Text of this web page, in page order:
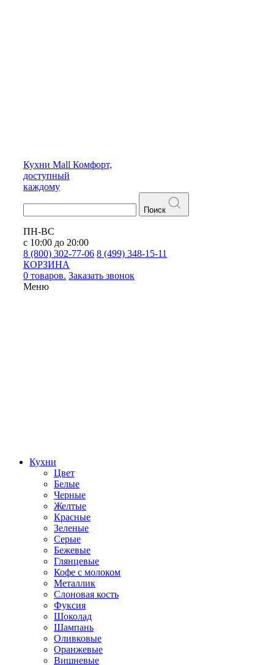
Кухни Mall Комфорт,
доступный
каждому
Поиск
ПН-ВС
с 10:00 до 20:00
8 (800) 302-77-06 8 (499) 348-15-11
КОРЗИНА
0 товаров. Заказать звонок
Меню
Кухни
Цвет
Белые
Черные
Желтые
Красные
Зеленые
Серые
Бежевые
Глянцевые
Кофе с молоком
Металлик
Слоновая кость
Фуксия
Шоколад
Шампань
Оливковые
Оранжевые
Вишневые